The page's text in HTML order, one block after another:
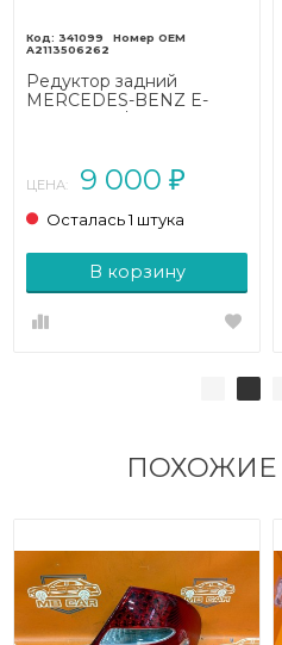
341099
A2113506262
Редуктор задний
MERCEDES-BENZ E-
ЦЕНА: 9 000 ₽
Осталась 1 штука
В корзину
ПОХОЖИЕ